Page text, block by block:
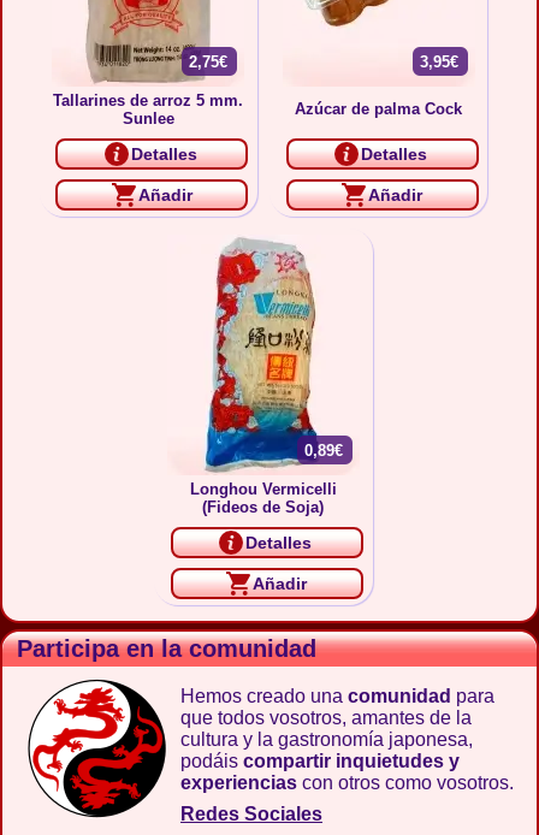
2,75€
Tallarines de arroz 5 mm.
Sunlee
Detalles
Añadir
3,95€
Azúcar de palma Cock
Detalles
Añadir
0,89€
Longhou Vermicelli
(Fideos de Soja)
Detalles
Añadir
Participa en la comunidad
Hemos creado una comunidad para
que todos vosotros, amantes de la
cultura y la gastronomía japonesa,
podáis compartir inquietudes y
experiencias con otros como vosotros.
Redes Sociales